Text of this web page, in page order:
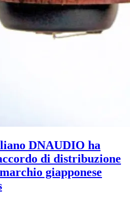
DNAUDIO ha
di distribuzione
giapponese